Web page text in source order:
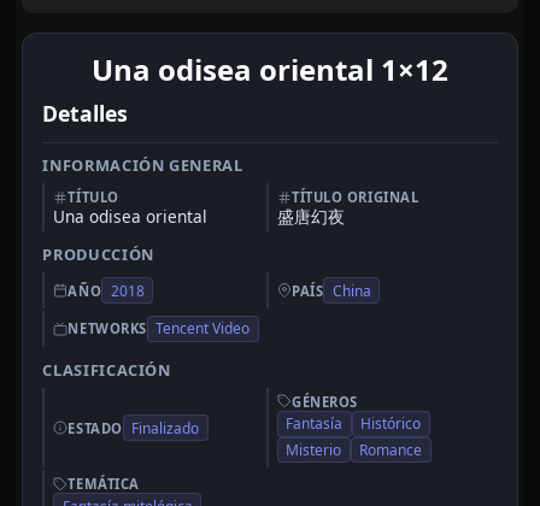
Una odisea oriental 1×12
Detalles
INFORMACIÓN GENERAL
TÍTULO
Una odisea oriental
TÍTULO ORIGINAL
盛唐幻夜
PRODUCCIÓN
AÑO 2018 PAÍS China
NETWORKS Tencent Video
CLASIFICACIÓN
ESTADO Finalizado
GÉNEROS
Fantasía
Histórico
Misterio
Romance
TEMÁTICA